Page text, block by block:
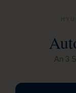
An 3